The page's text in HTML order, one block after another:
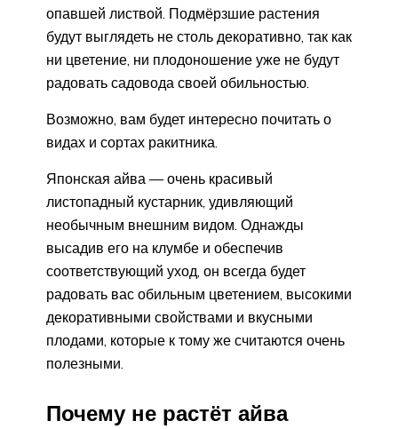
опавшей листвой. Подмёрзшие растения
будут выглядеть не столь декоративно, так как
ни цветение, ни плодоношение уже не будут
радовать садовода своей обильностью.
Возможно, вам будет интересно почитать о
видах и сортах ракитника.
Японская айва — очень красивый
листопадный кустарник, удивляющий
необычным внешним видом. Однажды
высадив его на клумбе и обеспечив
соответствующий уход, он всегда будет
радовать вас обильным цветением, высокими
декоративными свойствами и вкусными
плодами, которые к тому же считаются очень
полезными.
Почему не растёт айва